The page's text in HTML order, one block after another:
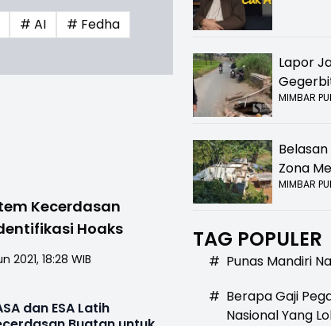
# AI
# Fedha
Kecerdasan
Hoaks
2021, 18:28 WIB
dan ESA Latih
Lapor
Bolong!
MIMBAR
Zona
Relokasi
MIMBAR
TAG POPULER
# Punas Mandiri
# Berapa Gaji
Nasional Yang